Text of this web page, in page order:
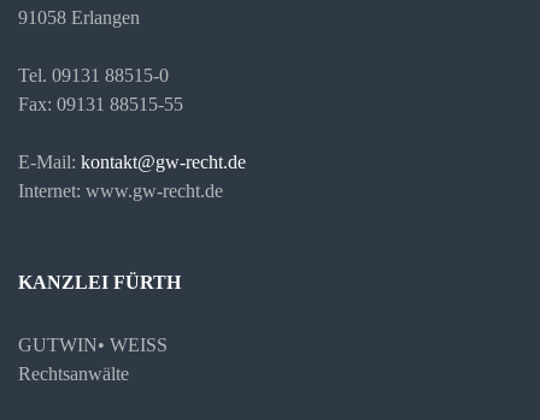
91058 Erlangen
Tel. 09131 88515-0
Fax: 09131 88515-55
E-Mail: kontakt@gw-recht.de
Internet: www.gw-recht.de
KANZLEI FÜRTH
GUTWIN• WEISS
Rechtsanwälte